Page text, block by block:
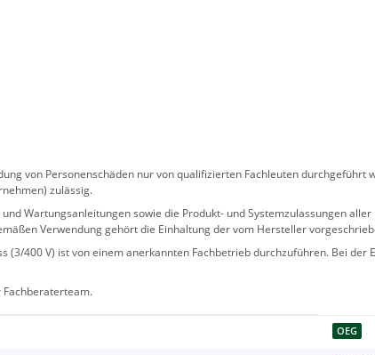
von Personenschäden nur von qualifizierten Fachleuten durchgeführt
zulässig.
Wartungsanleitungen sowie die Produkt- und Systemzulassungen
Verwendung gehört die Einhaltung der vom Hersteller
400 V) ist von einem anerkannten Fachbetrieb durchzuführen. Bei
Fachberaterteam.
OEG